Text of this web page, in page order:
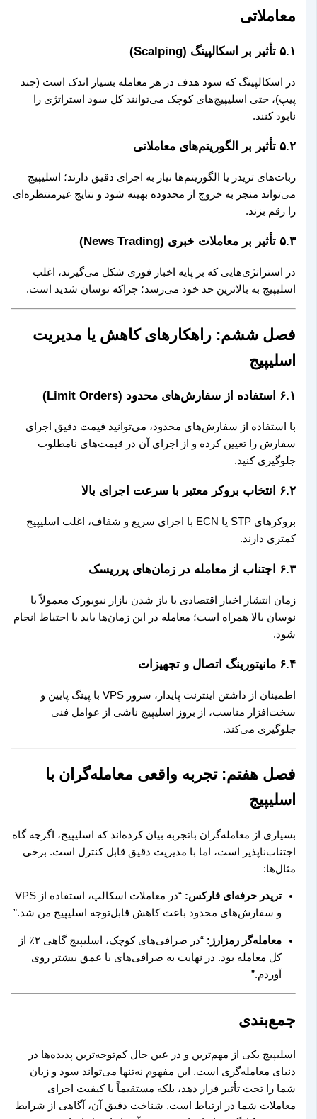
معاملاتی
۵.۱ تأثیر بر اسکالپینگ (Scalping)
در اسکالپینگ که سود هدف در هر معامله بسیار اندک است (چند
پیپ)، حتی اسلیپیج‌های کوچک می‌توانند کل سود استراتژی را
نابود کنند.
۵.۲ تأثیر بر الگوریتم‌های معاملاتی
ربات‌های تریدر یا الگوریتم‌ها نیاز به اجرای دقیق دارند؛ اسلیپیج
می‌تواند منجر به خروج از محدوده بهینه شود و نتایج غیرمنتظره‌ای
را رقم بزند.
۵.۳ تأثیر بر معاملات خبری (News Trading)
در استراتژی‌هایی که بر پایه اخبار فوری شکل می‌گیرند، اغلب
اسلیپیج به بالاترین حد خود می‌رسد؛ چراکه نوسان شدید است.
فصل ششم: راهکارهای کاهش یا مدیریت
اسلیپیج
۶.۱ استفاده از سفارش‌های محدود (Limit Orders)
با استفاده از سفارش‌های محدود، می‌توانید قیمت دقیق اجرای
سفارش را تعیین کرده و از اجرای آن در قیمت‌های نامطلوب
جلوگیری کنید.
۶.۲ انتخاب بروکر معتبر با سرعت اجرای بالا
بروکرهای STP یا ECN با اجرای سریع و شفاف، اغلب اسلیپیج
کمتری دارند.
۶.۳ اجتناب از معامله در زمان‌های پرریسک
زمان انتشار اخبار اقتصادی یا باز شدن بازار نیویورک معمولاً با
نوسان بالا همراه است؛ معامله در این زمان‌ها باید با احتیاط انجام
شود.
۶.۴ مانیتورینگ اتصال و تجهیزات
اطمینان از داشتن اینترنت پایدار، سرور VPS با پینگ پایین و
سخت‌افزار مناسب، از بروز اسلیپیج ناشی از عوامل فنی
جلوگیری می‌کند.
فصل هفتم: تجربه واقعی معامله‌گران با
اسلیپیج
بسیاری از معامله‌گران باتجربه بیان کرده‌اند که اسلیپیج، اگرچه گاه
اجتناب‌ناپذیر است، اما با مدیریت دقیق قابل کنترل است. برخی
مثال‌ها:
تریدر حرفه‌ای فارکس:
“در معاملات اسکالپ، استفاده از VPS
و سفارش‌های محدود باعث کاهش قابل‌توجه اسلیپیج من شد.”
معامله‌گر رمزارز:
“در صرافی‌های کوچک، اسلیپیج گاهی ۲٪ از
کل معامله بود. در نهایت به صرافی‌های با عمق بیشتر روی
آوردم.”
جمع‌بندی
اسلیپیج یکی از مهم‌ترین و در عین حال کم‌توجه‌ترین پدیده‌ها در
دنیای معامله‌گری است. این مفهوم نه‌تنها می‌تواند سود و زیان
شما را تحت تأثیر قرار دهد، بلکه مستقیماً با کیفیت اجرای
معاملات شما در ارتباط است. شناخت دقیق آن، آگاهی از شرایط